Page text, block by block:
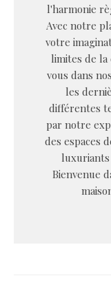
l'harmonie
Avec notre
votre
limites de la
vous dans
les
différentes
par notre
des espaces
luxuriants
Bienvenue